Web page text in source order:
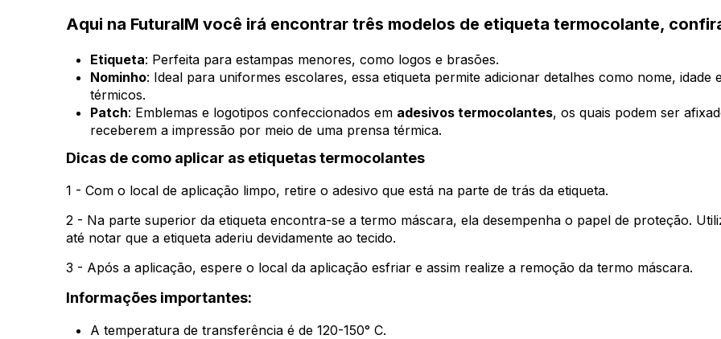
Aqui na FuturaIM você irá encontrar três modelos de etiqueta termocolante,
Etiqueta: Perfeita para estampas menores, como logos e brasões.
Nominho: Ideal para uniformes escolares, essa etiqueta permite adicionar detalhes como nome, idade
térmicos.
Patch: Emblemas e logotipos confeccionados em adesivos termocolantes, os quais podem ser
receberem a impressão por meio de uma prensa térmica.
Dicas de como aplicar as etiquetas termocolantes
1 - Com o local de aplicação limpo, retire o adesivo que está na parte de trás da etiqueta.
2 - Na parte superior da etiqueta encontra-se a termo máscara, ela desempenha o papel de proteção.
até notar que a etiqueta aderiu devidamente ao tecido.
3 - Após a aplicação, espere o local da aplicação esfriar e assim realize a remoção da termo máscara.
Informações importantes:
A temperatura de transferência é de 120-150° C.